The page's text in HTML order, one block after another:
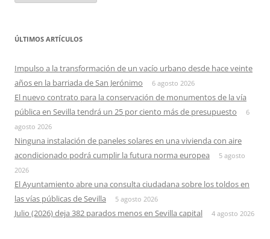
ÚLTIMOS ARTÍCULOS
Impulso a la transformación de un vacío urbano desde hace veinte
años en la barriada de San Jerónimo
6 agosto 2026
El nuevo contrato para la conservación de monumentos de la vía
pública en Sevilla tendrá un 25 por ciento más de presupuesto
6
agosto 2026
Ninguna instalación de paneles solares en una vivienda con aire
acondicionado podrá cumplir la futura norma europea
5 agosto
2026
El Ayuntamiento abre una consulta ciudadana sobre los toldos en
las vías públicas de Sevilla
5 agosto 2026
Julio (2026) deja 382 parados menos en Sevilla capital 4 agosto 2026